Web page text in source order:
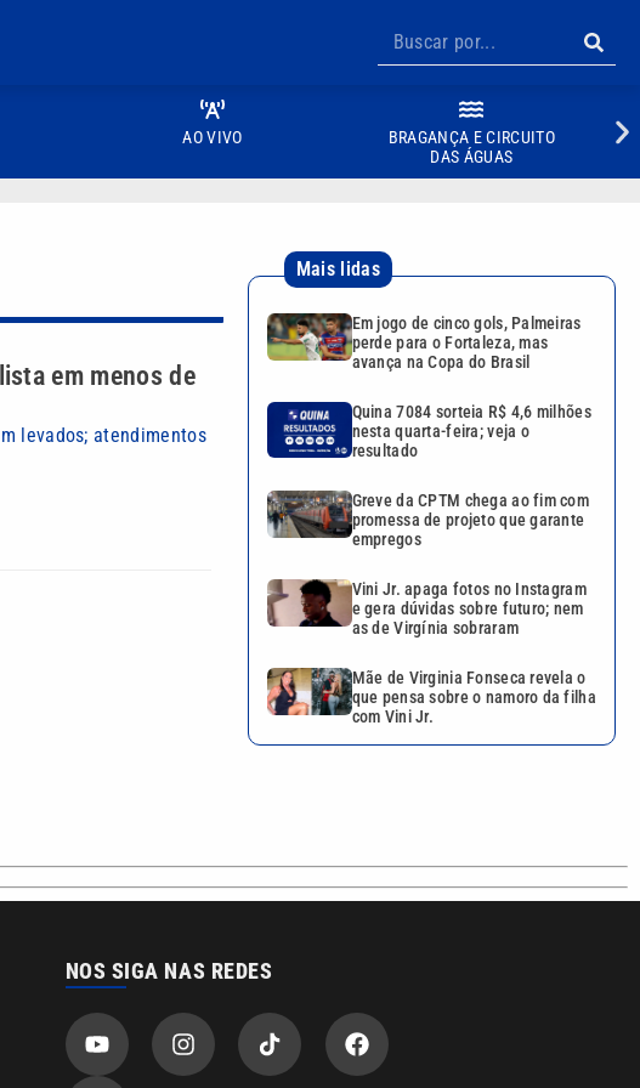
AO VIVO
BRAGANÇA E CIRCUITO
DAS ÁGUAS
em menos de
levados; atendimentos
Mais lidas
Em jogo de cinco gols, Palmeiras
perde para o Fortaleza, mas
avança na Copa do Brasil
Quina 7084 sorteia R$ 4,6 milhões
nesta quarta-feira; veja o
resultado
Greve da CPTM chega ao fim com
promessa de projeto que garante
empregos
Vini Jr. apaga fotos no Instagram
e gera dúvidas sobre futuro; nem
as de Virgínia sobraram
Mãe de Virginia Fonseca revela o
que pensa sobre o namoro da filha
com Vini Jr.
NOS SIGA NAS REDES